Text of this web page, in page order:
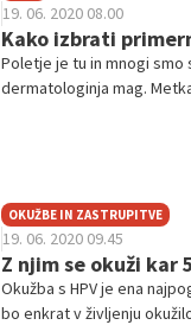
19. 06. 2020 08.00
Kako izbrati
Poletje je tu in mnogi smo
dermatologinja mag.
OKUŽBE IN ZASTRUPITVE
19. 06. 2020 09.45
Z njim se okuži kar
Okužba s HPV je ena
bo enkrat v življenju